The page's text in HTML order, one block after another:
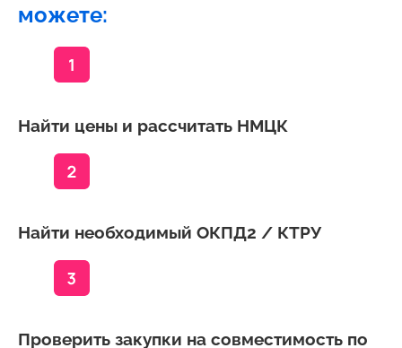
можете:
Найти цены и рассчитать НМЦК
Найти необходимый ОКПД2 / КТРУ
Проверить закупки на совместимость по